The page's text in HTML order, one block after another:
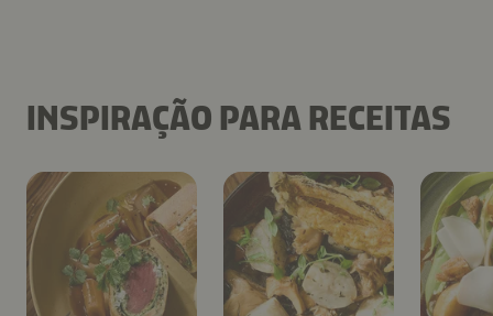
INSPIRAÇÃO PARA RECEITAS